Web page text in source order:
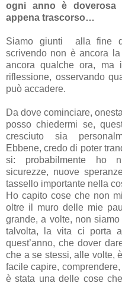
ogni anno è doverosa
appena trascorso…
Siamo giunti alla fine
scrivendo non è ancora
ancora qualche ora, ma
riflessione, osservando
può accadere.
Da dove cominciare,
posso chiedermi se,
cresciuto sia
Ebbene, credo di poter
si: probabilmente ho
sicurezze, nuove
tassello importante nella
Ho capito cose che non
oltre il muro delle mie
grande, a volte, non
talvolta, la vita ci porta
quest’anno, che dover
che a se stessi, alle volte,
facile capire,
è stata una delle cose